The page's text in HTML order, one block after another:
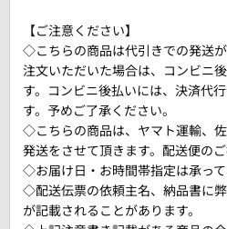
【ご注意ください】
◇こちらの商品は代引きでの発送
注文いただいた場合は、コンビニ
す。コンビニ後払いには、決済代
す。予めご了承ください。
◇こちらの商品は、ヤマト運輸、
発送をさせて頂きます。配送便のご
◇お届け日・お時間帯指定は承って
◇配送伝票の依頼主名、納品書に
が記載されることがあります。